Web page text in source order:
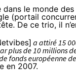
le monde
(portail
De ce trio, il
a attiré 15
plus de 10 millions
fonds européenne
en 2007.